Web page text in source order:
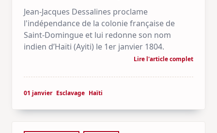
Jean-Jacques Dessalines proclame
l'indépendance de la colonie française de
Saint-Domingue et lui redonne son nom
indien d’Haïti (Ayiti) le 1er janvier 1804.
Lire l'article complet
01 janvier Esclavage Haïti